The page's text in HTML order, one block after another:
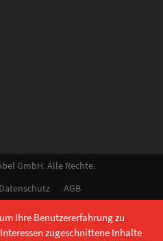
GmbH. Alle Rechte.
Datenschutz AGB
Ihre Benutzererfahrung zu
zugeschnittene Inhalte